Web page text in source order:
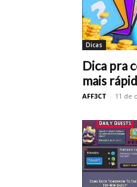
Dicas
Dica pra
mais
AFF3CT - 11 de